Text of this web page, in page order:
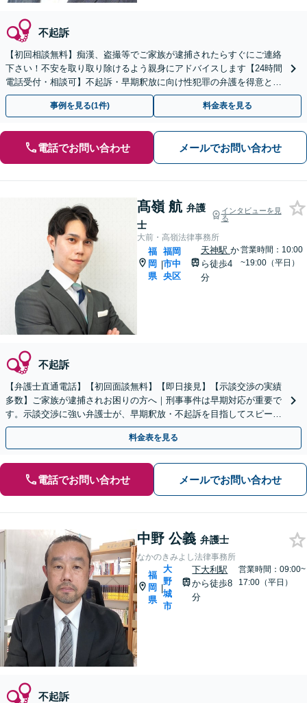
不起訴
【初回相談無料】痴漢、盗撮等でご家族が逮捕されたらすぐにご連絡
下さい！不安を取り取り除けるよう親身にアドバイスします【24時間
電話受付・相談可】不起訴・早期釈放に向け性犯罪の弁護を得意とす
る経験豊富な弁護士がスピード対応！【最短即日対応可】
事例を見る(1件) 料金表を見る
電話でお問い合わせ メールでお問い合わせ
髙嶺 航 弁護
士
インタビューを見
る
大前・高嶺法律事務所
福
岡
県
|
福岡
市中
央区
天神駅 か
ら徒歩4
分
営業時間：10:00
~19:00（平日）
不起訴
【弁護士直通電話】【初回面談無料】【即日接見】【示談交渉の実績
多数】ご家族が逮捕されお困りの方へ｜刑事事件は早期対応が重要で
す。示談交渉に強い弁護士が、早期釈放・不起訴を目指してスピーデ
ィーに対応します【休日・夜間相談対応】
料金表を見る
電話でお問い合わせ メールでお問い合わせ
中野 公義 弁護士
なかのきみよし法律事務所
福
岡
県
|
大
野
城
市
下大利駅
から徒歩8
分
営業時間：09:00~
17:00（平日）
不起訴